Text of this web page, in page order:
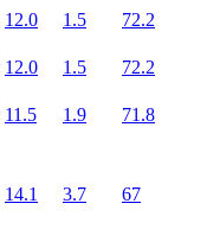
12.0 1.5
72.2
12.0 1.5
72.2
11.5 1.9
71.8
14.1 3.7 67